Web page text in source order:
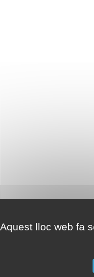
Aquest lloc web fa